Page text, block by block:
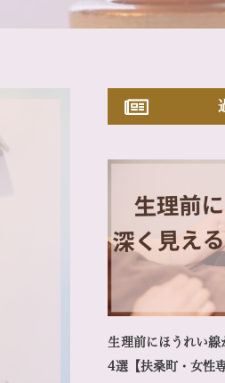
生理前にほうれい
4選【扶桑町・女性